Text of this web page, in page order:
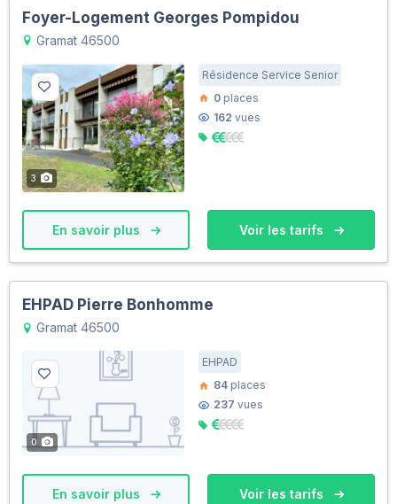
Foyer-Logement Georges Pompidou
Gramat 46500
3
Résidence Service Senior
0 places
162 vues
En savoir plus Voir les tarifs
EHPAD Pierre Bonhomme
Gramat 46500
0
EHPAD
84 places
237 vues
En savoir plus Voir les tarifs